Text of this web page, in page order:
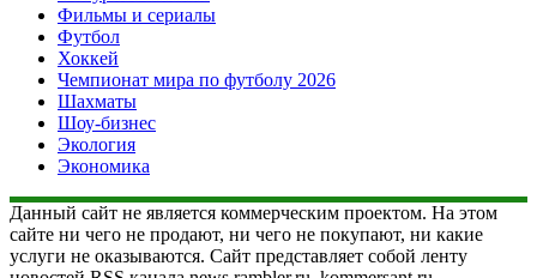
Фильмы и сериалы
Футбол
Хоккей
Чемпионат мира по футболу 2026
Шахматы
Шоу-бизнес
Экология
Экономика
Данный сайт не является коммерческим проектом. На этом
сайте ни чего не продают, ни чего не покупают, ни какие
услуги не оказываются. Сайт представляет собой ленту